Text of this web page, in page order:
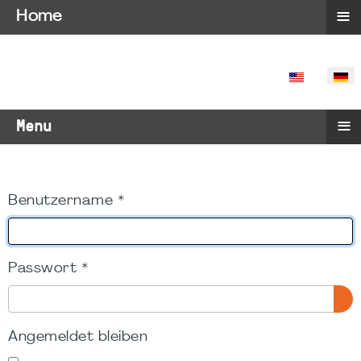
SPRACHE
Menu ≡
Benutzername *
Passwort *
Angemeldet bleiben
Home ≡